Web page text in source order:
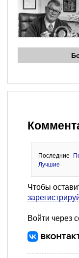
Последние
Лучшие
Чтобы
Войти через